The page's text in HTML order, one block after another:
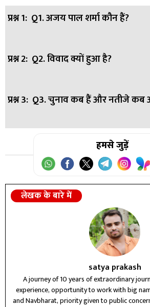
प्रश्न 1: Q1. अजय पाल शर्मा कौन हैं?
उत्तर: A. वे उत्तर प्रदेश के चर्चित IPS
प्रश्न 2: Q2. विवाद क्यों हुआ है?
उत्तर: A. वीडियो में TMC उम्मीदवार को दी
प्रश्न 3: Q3. चुनाव कब हैं और नतीजे कब
A. मतदान 29 अप्रैल को और नतीजे 4
हमसे जुड़ें
लेखक के बारे में
satya prakash
A journey of 10 years of extraordinary
experience, opportunity to work with big
and Navbharat, priority given to public